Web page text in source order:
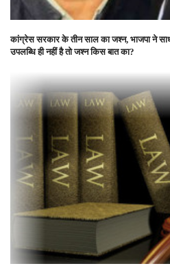
कांग्रेस सरकार के तीन साल का जश्न, भाजपा ने
उपलब्धि ही नहीं है तो जश्न किस बात का?